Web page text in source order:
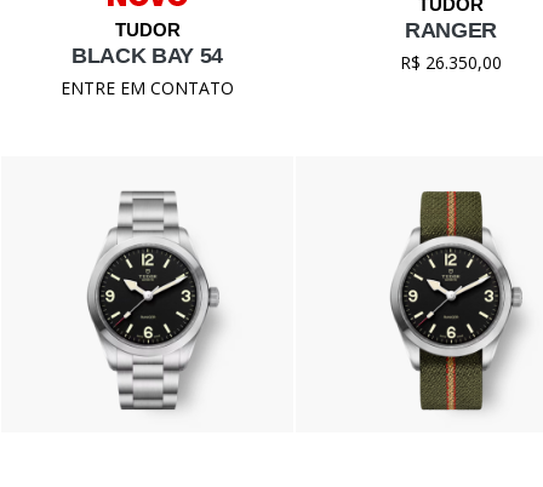
BLACK BAY 54
ENTRE EM CONTATO
RANGER
R$ 26.350,00